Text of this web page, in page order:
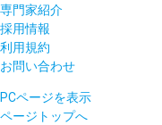
専門家紹介
採用情報
利用規約
お問い合わせ
PCページを表示
ページトップへ